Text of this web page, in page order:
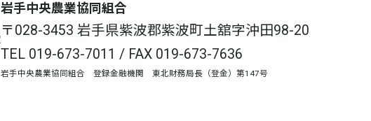
岩手中央農業協同組合
〒028-3453 岩手県紫波郡紫波町土舘字沖田98-20
TEL 019-673-7011 / FAX 019-673-7636
岩手中央農業協同組合 登録金融機関 東北財務局長（登金）第147号